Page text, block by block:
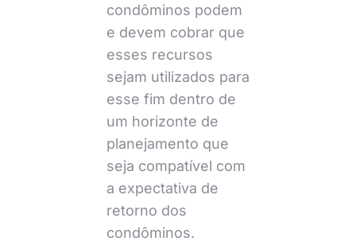
condôminos podem
e devem cobrar que
esses recursos
sejam utilizados para
esse fim dentro de
um horizonte de
planejamento que
seja compatível com
a expectativa de
retorno dos
condôminos.